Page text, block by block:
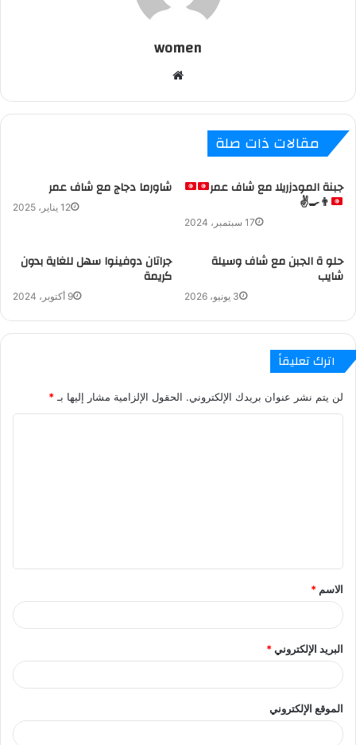
women
ق
و
مقالات ذات صلة
شاورما دجاج مع شاف عمر
12 يناير، 2025
جبنة المودزريلا مع شاف عمر
👨‍🍳
✌
17 سبتمبر، 2024
جراتان دوفينوا سهل للغاية بدون
كريمة
9 أكتوبر، 2024
حلو ة الجبن مع شاف وسيلة
شايب
3 يونيو، 2026
اترك تعليقاً
لن يتم نشر عنوان بريدك الإلكتروني. الحقول الإلزامية مشار إليها بـ *
ق
*
الاسم *
البريد الإلكتروني*
الموقع الإلكتروني